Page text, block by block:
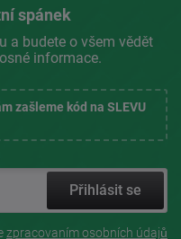
spánek
a budete o všem vědět
informace.
zašleme kód na SLEVU
Přihlásit se
zpracovaním osobních údajů